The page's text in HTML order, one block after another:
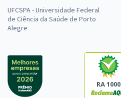
UFCSPA - Universidade Federal
de Ciência da Saúde de Porto
Alegre
RA 1000